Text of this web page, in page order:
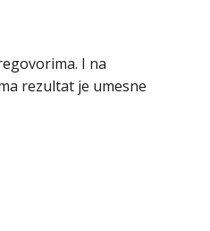
I na
rezultat je umesne